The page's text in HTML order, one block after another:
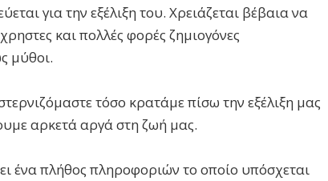
για την εξέλιξη του. Χρειάζεται βέβαια να
και πολλές φορές ζημιογόνες
μύθοι.
τόσο κρατάμε πίσω την εξέλιξη μας
αρκετά αργά στη ζωή μας.
ένα πλήθος πληροφοριών το οποίο υπόσχεται